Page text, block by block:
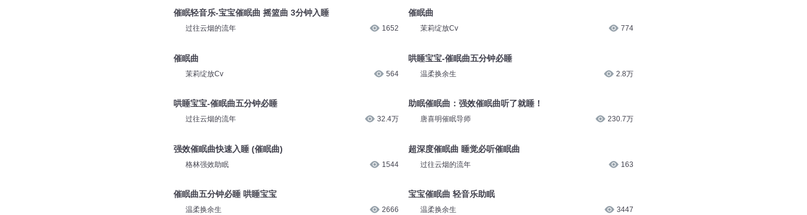
催眠轻音乐-宝宝催眠曲 摇篮曲 3分钟入睡
过往云烟的流年 1652
催眠曲
茉莉绽放Cv 564
哄睡宝宝-催眠曲五分钟必睡
过往云烟的流年 32.4万
强效催眠曲快速入睡 (催眠曲)
格林强效助眠 1544
催眠曲五分钟必睡 哄睡宝宝
温柔换余生 2666
催眠曲
茉莉绽放Cv 774
哄睡宝宝-催眠曲五分钟必睡
温柔换余生 2.8万
助眠催眠曲：强效催眠曲听了就睡！
唐喜明催眠导师 230.7万
超深度催眠曲 睡觉必听催眠曲
过往云烟的流年 163
宝宝催眠曲 轻音乐助眠
温柔换余生 3447